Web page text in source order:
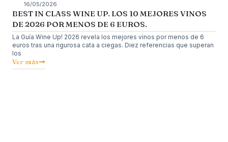
16/05/2026
BEST IN CLASS WINE UP. LOS 10 MEJORES VINOS
DE 2026 POR MENOS DE 6 EUROS.
La Guía Wine Up! 2026 revela los mejores vinos por menos de 6
euros tras una rigurosa cata a ciegas. Diez referencias que superan
los
Ver más